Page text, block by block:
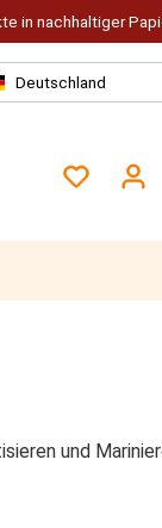
in nachhaltiger
Deutschland
Du
und